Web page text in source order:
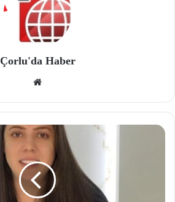
Çorlu'da Haber
site
si